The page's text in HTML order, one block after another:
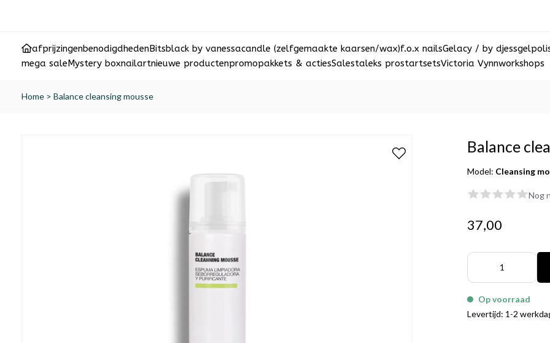
afprijzingenbenodigdhedenBitsblack by vanessacandle (zelfgemaakte kaarsen/wax)f.o.x nailsGelacy / by djess
mega saleMystery boxnailartnieuwe productenpromopakkets & actiesSalestaleks prostartsetsVictoria Vynnworkshops
Home > Balance cleansing mousse
Balance
Model: Cleansing
Nog
37,00
Op voorraad
Levertijd: 1-2